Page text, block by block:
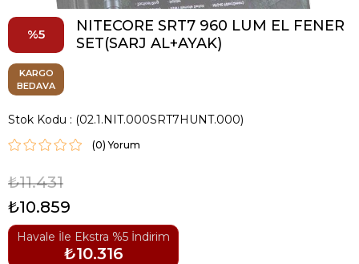
5
NITECORE SRT7 960 LUM EL FENER
SET(SARJ AL+AYAK)
KARGO
BEDAVA
Stok Kodu (02.1.NIT.000SRT7HUNT.000)
(0)
₺11.431
₺10.859
Havale İle Ekstra %5 İndirim
₺10.316